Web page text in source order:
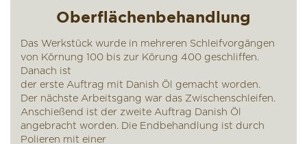
Oberflächenbehandlung
Das Werkstück wurde in mehreren Schleifvorgängen
von Körnung 100 bis zur Körung 400 geschliffen.
Danach ist
der erste Auftrag mit Danish Öl gemacht worden.
Der nächste Arbeitsgang war das Zwischenschleifen.
Anschießend ist der zweite Auftrag Danish Öl
angebracht worden. Die Endbehandlung ist durch
Polieren mit einer